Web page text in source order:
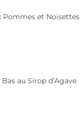
Pommes et Noisettes
au Sirop d’Agave